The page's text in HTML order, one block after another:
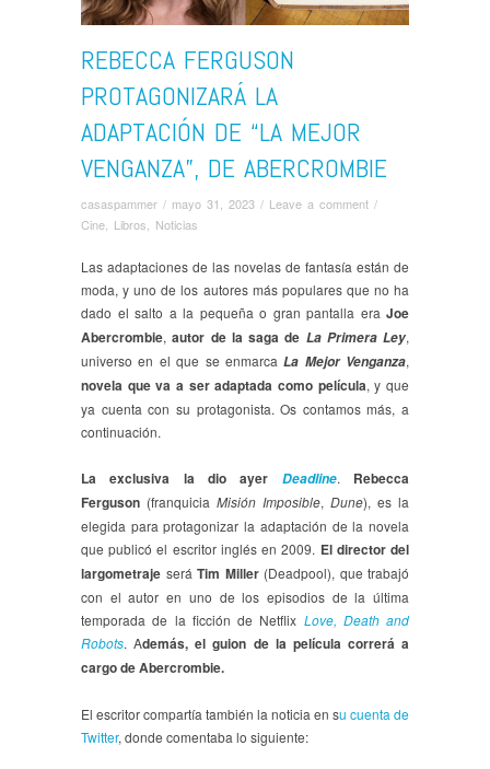
REBECCA FERGUSON
PROTAGONIZARÁ LA
ADAPTACIÓN DE “LA MEJOR
VENGANZA”, DE ABERCROMBIE
casaspammer / mayo 31, 2023 / Leave a comment /
Cine Libros Noticias
Las adaptaciones de las novelas de fantasía están de
moda, y uno de los autores más populares que no ha
dado el salto a la pequeña o gran pantalla era Joe
Abercrombie,autor de la saga de La Primera Ley,
universo en el que se enmarcaLa Mejor Venganza,
novela que va a ser adaptada como película, y que
ya cuenta con su protagonista. Os contamos más, a
continuación.
La exclusiva la dio ayer Deadline. Rebecca
Ferguson (franquicia Misión Imposible, Dune), es la
elegida para protagonizar la adaptación de la novela
que publicó el escritor inglés en 2009. El director del
largometraje será Tim Miller(Deadpool), que trabajó
con el autor en uno de los episodios de la última
temporada de la ficción de Netflix Love, Death and
Robots. Además, el guion de la película correrá a
cargo de Abercrombie.
El escritor compartía también la noticia en su cuenta de
Twitter, donde comentaba lo siguiente: